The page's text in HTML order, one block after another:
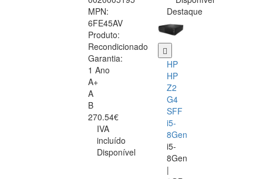
MPN:
6FE45AV
Produto:
Recondicionado
Garantia:
1 Ano
A+
A
B
270.54€
IVA
incluído
Disponível
Destaque
HP
HP
Z2
G4
SFF
i5-
8Gen
i5-
8Gen
|